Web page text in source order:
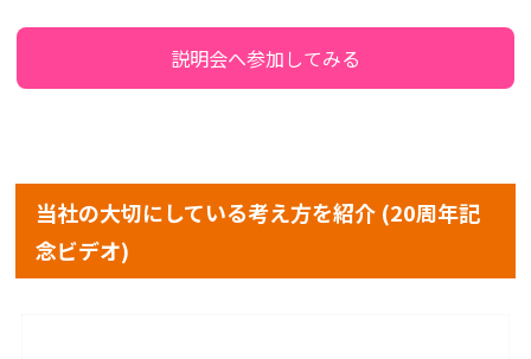
説明会へ参加してみる
当社の大切にしている考え方を紹介 (20周年記
念ビデオ)